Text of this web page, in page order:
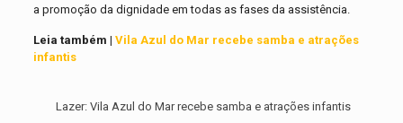
a promoção da dignidade em todas as fases da assistência.
Leia também | Vila Azul do Mar recebe samba e atrações
infantis
Lazer: Vila Azul do Mar recebe samba e atrações infantis